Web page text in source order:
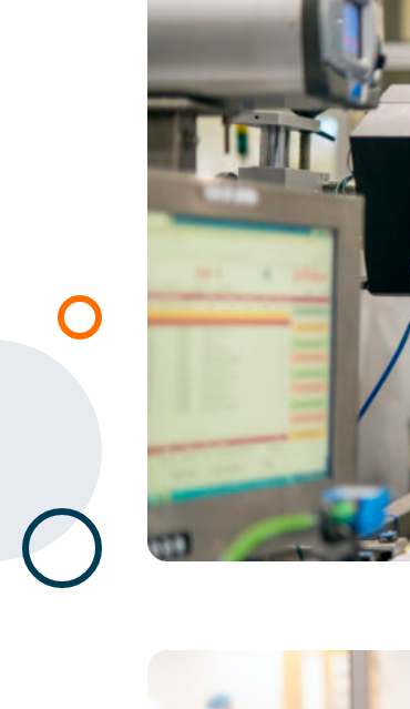
SBA Flex Recruitment
Boogschutterstraat 5, 5015 BX
+31 (0)13 464 89 50 E: